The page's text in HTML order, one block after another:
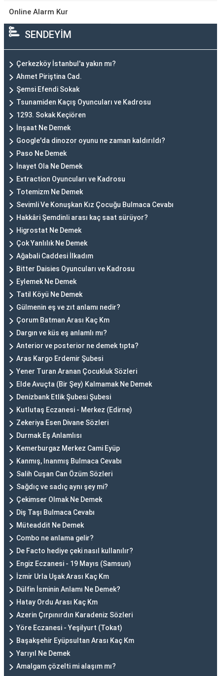
Online Alarm Kur
SENDEYİM
Çerkezköy İstanbul'a yakın mı?
Ahmet Piriştina Cad.
Şemsi Efendi Sokak
Tsunamiden Kaçış Oyuncuları ve Kadrosu
1293. Sokak Keçiören
İnşaat Ne Demek
Google'da dinozor oyunu ne zaman kaldırıldı?
Paso Ne Demek
İnayet Ola Ne Demek
Extraction Oyuncuları ve Kadrosu
Totemizm Ne Demek
Sevimli Ve Konuşkan Kız Çocuğu Bulmaca Cevabı
Hakkâri Şemdinli arası kaç saat sürüyor?
Higrostat Ne Demek
Çok Yanlılık Ne Demek
Ağabali Caddesi İlkadım
Bitter Daisies Oyuncuları ve Kadrosu
Eylemek Ne Demek
Tatil Köyü Ne Demek
Gülmenin eş ve zıt anlamı nedir?
Çorum Batman Arası Kaç Km
Dargın ve küs eş anlamlı mı?
Anterior ve posterior ne demek tıpta?
Aras Kargo Erdemir Şubesi
Yener Turan Aranan Çocukluk Sözleri
Elde Avuçta (Bir Şey) Kalmamak Ne Demek
Denizbank Etlik Şubesi Şubesi
Kutlutaş Eczanesi - Merkez (Edirne)
Zekeriya Esen Divane Sözleri
Durmak Eş Anlamlısı
Kemerburgaz Merkez Cami Eyüp
Kanmış, Inanmış Bulmaca Cevabı
Salih Cuşan Can Özüm Sözleri
Sağdıç ve sadıç aynı şey mi?
Çekimser Olmak Ne Demek
Diş Taşı Bulmaca Cevabı
Müteaddit Ne Demek
Combo ne anlama gelir?
De Facto hediye çeki nasıl kullanılır?
Engiz Eczanesi - 19 Mayıs (Samsun)
İzmir Urla Uşak Arası Kaç Km
Dülfin İsminin Anlamı Ne Demek?
Hatay Ordu Arası Kaç Km
Azerin Çırpınırdın Karadeniz Sözleri
Yöre Eczanesi - Yeşilyurt (Tokat)
Başakşehir Eyüpsultan Arası Kaç Km
Yarıyıl Ne Demek
Amalgam çözelti mi alaşım mı?